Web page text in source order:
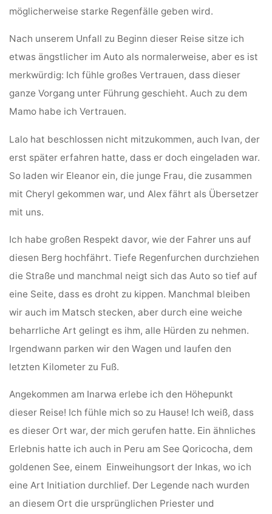
möglicherweise starke Regenfälle geben wird.
Nach unserem Unfall zu Beginn dieser Reise sitze ich
etwas ängstlicher im Auto als normalerweise, aber es ist
merkwürdig: Ich fühle großes Vertrauen, dass dieser
ganze Vorgang unter Führung geschieht. Auch zu dem
Mamo habe ich Vertrauen.
Lalo hat beschlossen nicht mitzukommen, auch Ivan, der
erst später erfahren hatte, dass er doch eingeladen war.
So laden wir Eleanor ein, die junge Frau, die zusammen
mit Cheryl gekommen war, und Alex fährt als Übersetzer
mit uns.
Ich habe großen Respekt davor, wie der Fahrer uns auf
diesen Berg hochfährt. Tiefe Regenfurchen durchziehen
die Straße und manchmal neigt sich das Auto so tief auf
eine Seite, dass es droht zu kippen. Manchmal bleiben
wir auch im Matsch stecken, aber durch eine weiche
beharrliche Art gelingt es ihm, alle Hürden zu nehmen.
Irgendwann parken wir den Wagen und laufen den
letzten Kilometer zu Fuß.
Angekommen am Inarwa erlebe ich den Höhepunkt
dieser Reise! Ich fühle mich so zu Hause! Ich weiß, dass
es dieser Ort war, der mich gerufen hatte. Ein ähnliches
Erlebnis hatte ich auch in Peru am See Qoricocha, dem
goldenen See, einem Einweihungsort der Inkas, wo ich
eine Art Initiation durchlief. Der Legende nach wurden
an diesem Ort die ursprünglichen Priester und